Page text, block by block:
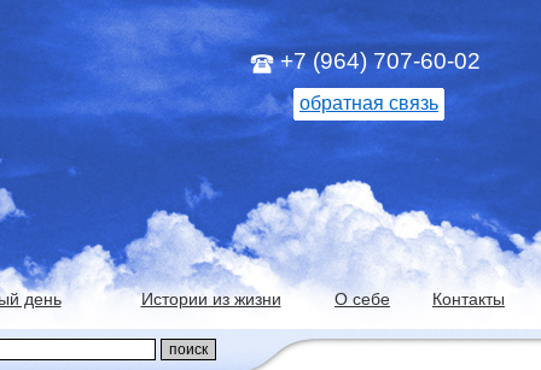
+7 (964) 707-60-02
обратная связь
день Истории из жизни О себе Контакты